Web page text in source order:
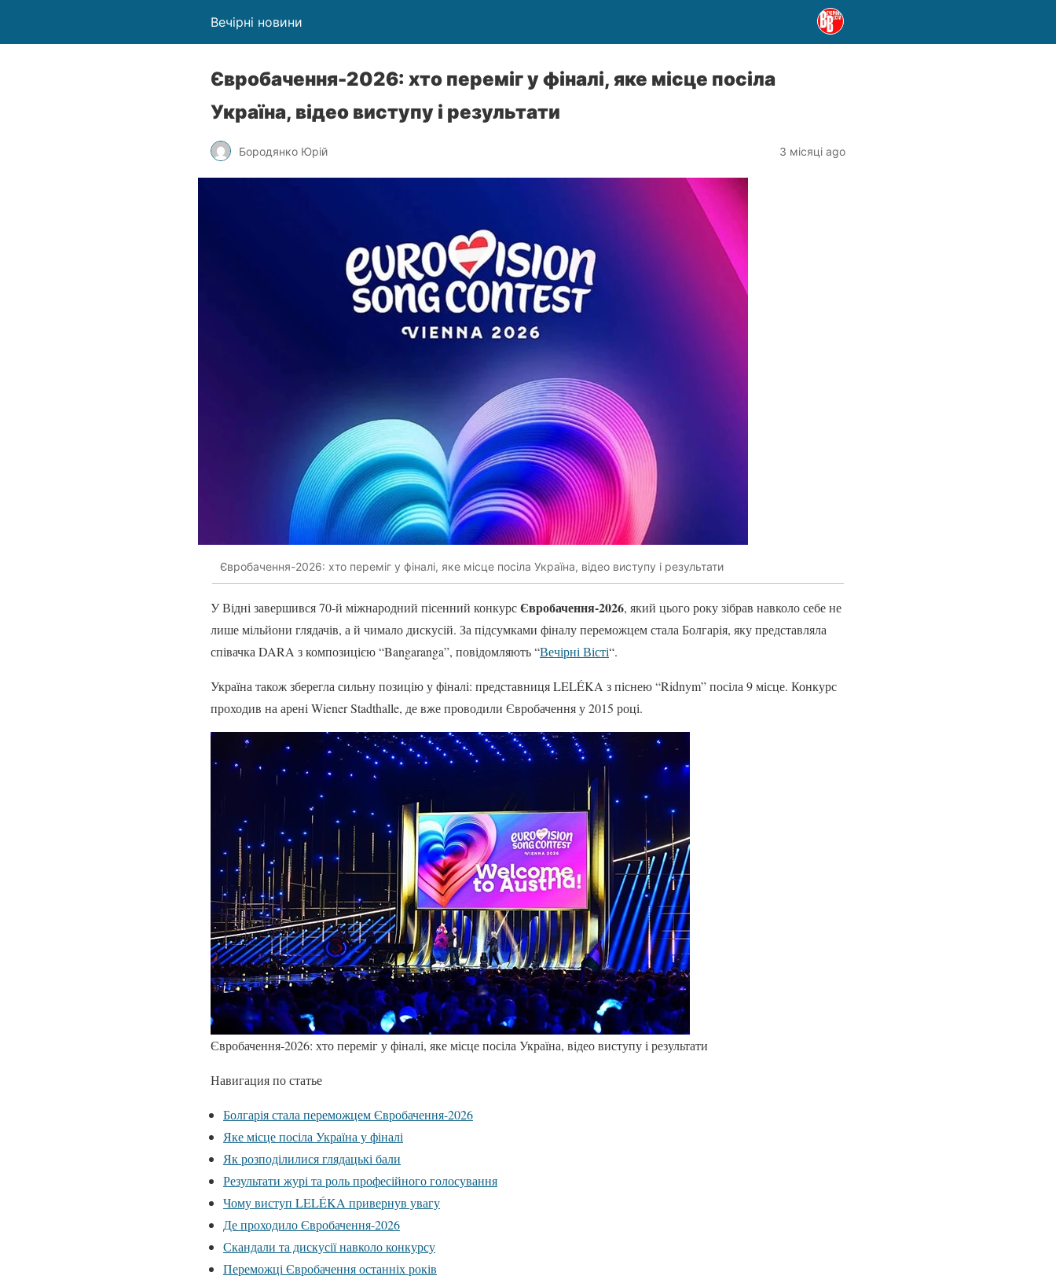
Вечірні новини
Євробачення-2026: хто переміг у фіналі, яке місце посіла
Україна, відео виступу і результати
Бородянко Юрій 3 місяці ago
Євробачення-2026: хто переміг у фіналі, яке місце посіла Україна, відео виступу і результати
У Відні завершився 70-й міжнародний пісенний конкурсЄвробачення-2026, який цього року зібрав навколо себе не
лише мільйони глядачів, а й чимало дискусій. За підсумками фіналу переможцем стала Болгарія, яку представляла
співачка DARA з композицією “Bangaranga”, повідомляють “Вечірні Вісті“.
Україна також зберегла сильну позицію у фіналі: представниця LELÉKA з піснею “Ridnym” посіла 9 місце. Конкурс
проходив на арені Wiener Stadthalle, де вже проводили Євробачення у 2015 році.
Євробачення-2026: хто переміг у фіналі, яке місце посіла Україна, відео виступу і результати
Навигация по статье
Болгарія стала переможцем Євробачення-2026
Яке місце посіла Україна у фіналі
Як розподілилися глядацькі бали
Результати журі та роль професійного голосування
Чому виступ LELÉKA привернув увагу
Де проходило Євробачення-2026
Скандали та дискусії навколо конкурсу
Переможці Євробачення останніх років